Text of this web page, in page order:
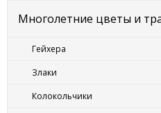
Многолетние цветы и
Гейхера
Злаки
Колокольчики